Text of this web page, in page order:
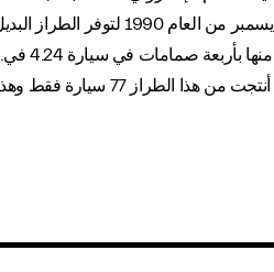
فقط وهذا ما يجعله الطراز الأكثر ندرة وطلباً من مجموعة سيارات بيتوربو.